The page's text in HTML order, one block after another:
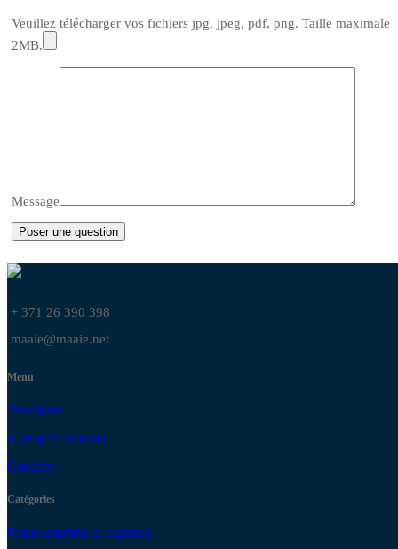
Veuillez télécharger vos fichiers jpg, jpeg, pdf, png. Taille maximale
2MB.
Message
+ 371 26 390 398
maaie@maaie.net
Menu
Principale
À propos de nous
Contacts
Catégories
Potentiomètres et capteurs